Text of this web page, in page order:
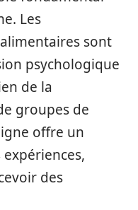
Les
sont
psychologique
de la
groupes de
offre un
des